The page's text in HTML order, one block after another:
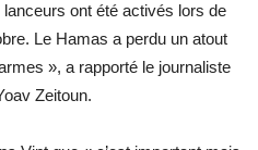
ont été activés lors de
Le Hamas a perdu un atout
», a rapporté le journaliste
Zeitoun.